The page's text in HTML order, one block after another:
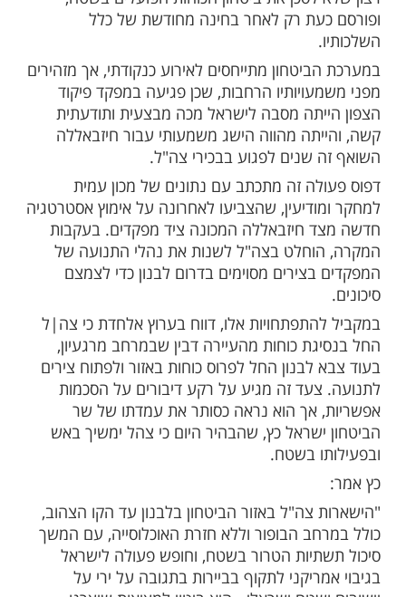
דובר צה"ל התיר לפרסום כי לפני מספר
תקרית חמורה בדרום לבנון. במהלך אירוע
חיזבאללה רחפן נפץ לעבר שיירה שבה
פיקוד הצפון, האלוף רפי מילוא. הרחפן פגע
הקצין זמן קצר לאחר שיצא ממנו יחד עם
כאשר בנס לא נרשמו נפגעים בנפש.
מהציבור במשך תקופה ממושכת מתוך
לסכן את ביטחון הכוחות הפועלים בשטח,
רק לאחר בחינה מחודשת של כלל
מתייחסים לאירוע כנקודתי, אך מזהירים
הרחבות, שכן פגיעה במפקד פיקוד
מסבה לישראל מכה מבצעית ותודעתית
מהווה הישג משמעותי עבור חיזבאללה
שנים לפגוע בבכירי צה"ל.
זה מתכתב עם נתונים של מכון עמית
שהצביעו לאחרונה על אימוץ אסטרטגיה
חיזבאללה המכונה ציד מפקדים. בעקבות
בצה"ל לשנות את נהלי התנועה של
מסוימים בדרום לבנון כדי לצמצם